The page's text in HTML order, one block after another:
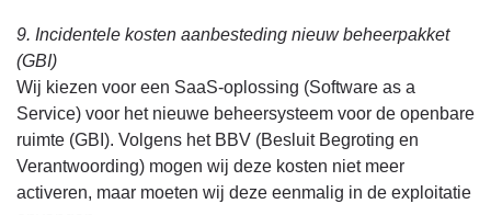
9. Incidentele kosten aanbesteding nieuw beheerpakket
(GBI)
Wij kiezen voor een SaaS-oplossing (Software as a
Service) voor het nieuwe beheersysteem voor de openbare
ruimte (GBI). Volgens het BBV (Besluit Begroting en
Verantwoording) mogen wij deze kosten niet meer
activeren, maar moeten wij deze eenmalig in de exploitatie